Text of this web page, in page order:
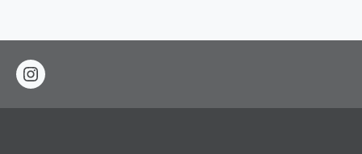
instagram